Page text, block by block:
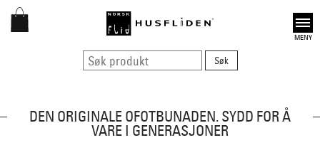
Open
DEN ORIGINALE OFOTBUNADEN. SYDD FOR Å
VARE I GENERASJONER